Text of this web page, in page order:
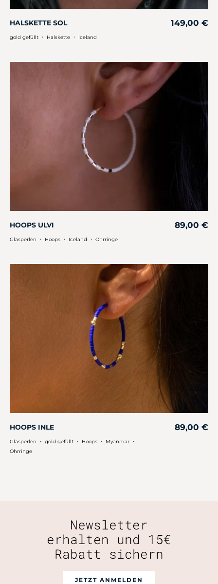
HALSKETTE SOL 149,00 €
gold gefüllt ・ Halskette ・ Iceland
HOOPS ULVI 89,00 €
Glasperlen ・ Hoops ・ Iceland ・ Ohrringe
HOOPS INLE 89,00 €
Glasperlen ・ gold gefüllt ・ Hoops ・ Myanmar ・
Ohrringe
Newsletter
erhalten und 15€
Rabatt sichern
JETZT ANMELDEN